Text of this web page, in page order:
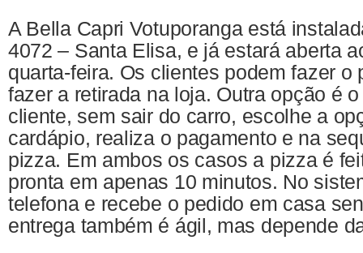
A Bella Capri Votuporanga está
4072 – Santa Elisa, e já estará aberta
quarta-feira. Os clientes podem fazer o
fazer a retirada na loja. Outra opção é
cliente, sem sair do carro, escolhe a
cardápio, realiza o pagamento e na
pizza. Em ambos os casos a pizza é
pronta em apenas 10 minutos. No
telefona e recebe o pedido em casa
entrega também é ágil, mas depende